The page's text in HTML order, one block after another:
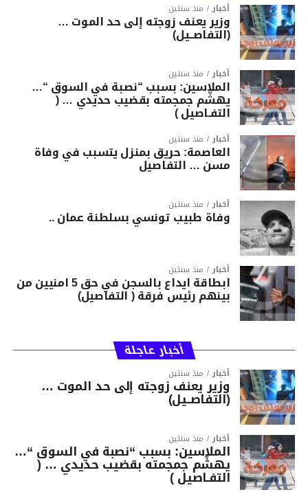
أخبار منذ سنتين
وزير يعنف زوجته إلى حد الموت …
(التفاصــيل)
أخبار منذ سنتين
الملاسين: بسبب “نصبة في السوق “…
يهشّم جمجمته بقضيب حديدي … (
التفـاصيل )
أخبار منذ سنتين
العاصمة: حريق بمنزل يتسبب في وفاة
مسن … التفاصيل
أخبار منذ سنتين
وفاة طبيب تونسي بسلطنة عمان ..
أخبار منذ سنتين
ابطاقة ايداع بالسجن في حق 5 امنيين من
بينهم رئيس فرقة ( التفاصيل)
أخبار عاجلة
أخبار منذ سنتين
وزير يعنف زوجته إلى حد الموت …
(التفاصــيل)
أخبار منذ سنتين
الملاسين: بسبب “نصبة في السوق “…
يهشّم جمجمته بقضيب حديدي … (
التفـاصيل )